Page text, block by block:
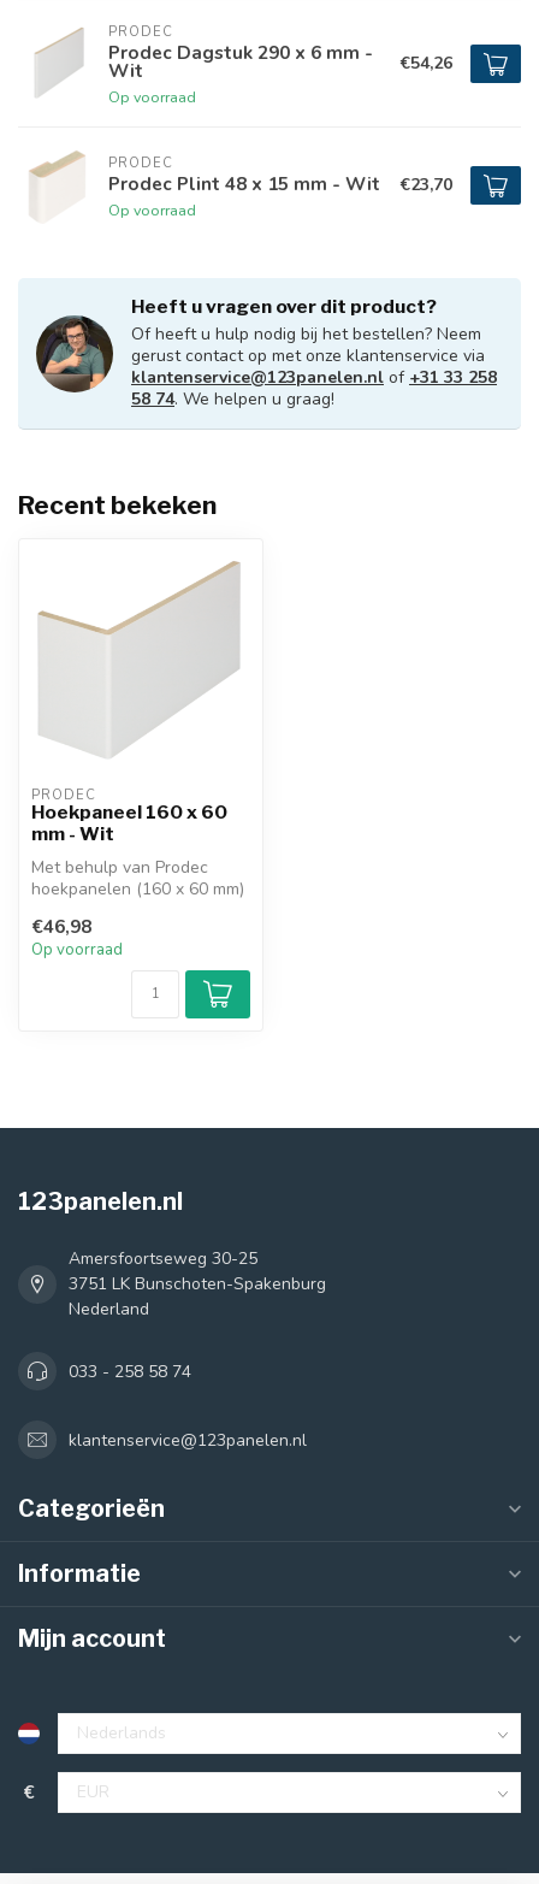
PRODEC
Prodec Dagstuk 290 x 6 mm -
Wit
Op voorraad
€54,26
PRODEC
Prodec Plint 48 x 15 mm - Wit
Op voorraad
€23,70
Heeft u vragen over dit product?
Of heeft u hulp nodig bij het bestellen? Neem
gerust contact op met onze klantenservice via
klantenservice@123panelen.nl of +31 33 258
58 74. We helpen u graag!
Recent bekeken
PRODEC
Hoekpaneel 160 x 60
mm - Wit
Met behulp van Prodec
hoekpanelen (160 x 60 mm)
dagkan...
€46,98
Op voorraad
123panelen.nl
Amersfoortseweg 30-25
3751 LK Bunschoten-Spakenburg
Nederland
033 - 258 58 74
klantenservice@123panelen.nl
Categorieën
Informatie
Mijn account
€